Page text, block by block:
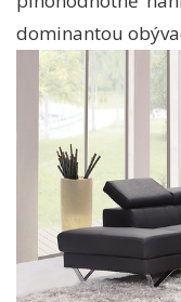
dominantou